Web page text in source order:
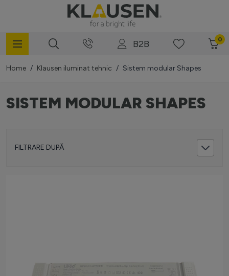
B2B 0
Home / Klausen iluminat tehnic / Sistem modular Shapes
SISTEM MODULAR SHAPES
FILTRARE DUPĂ